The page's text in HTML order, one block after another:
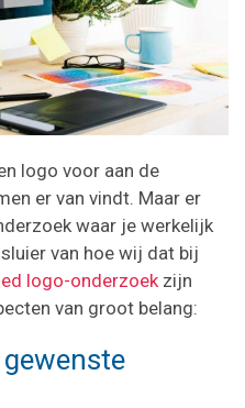
logo voor aan de
er van vindt. Maar er
waar je werkelijk
van hoe wij dat bij
logo-onderzoek zijn
van groot belang: